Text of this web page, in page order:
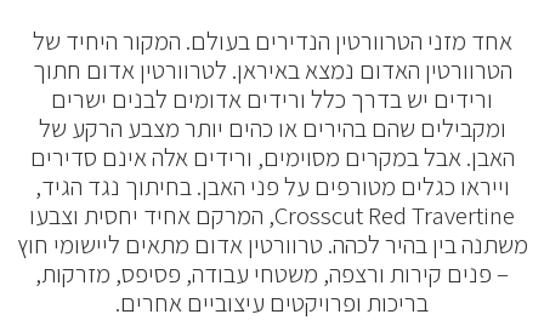
אחד מזני הטרוורטין הנדירים בעולם. המקור היחיד של
הטרוורטין האדום נמצא באיראן. לטרוורטין אדום חתוך
ורידים יש בדרך כלל ורידים אדומים לבנים ישרים
ומקבילים שהם בהירים או כהים יותר מצבע הרקע של
האבן. אבל במקרים מסוימים, ורידים אלה אינם סדירים
וייראו כגלים מטורפים על פני האבן. בחיתוך נגד הגיד,
Crosscut Red Travertine, המרקם אחיד יחסית וצבעו
משתנה בין בהיר לכהה. טרוורטין אדום מתאים ליישומי חוץ
– פנים קירות ורצפה, משטחי עבודה, פסיפס, מזרקות,
בריכות ופרויקטים עיצוביים אחרים.